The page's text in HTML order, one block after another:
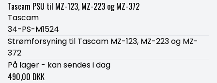
Tascam PSU til MZ-123, MZ-223 og MZ-372
Tascam
34-PS-M1524
Strømforsyning til Tascam MZ-123, MZ-223 og MZ-
372
På lager - kan sendes i dag
490,00 DKK